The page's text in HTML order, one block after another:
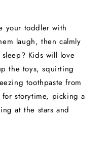
your toddler with
laugh, then calmly
Kids will love
the toys, squirting
toothpaste from
storytime, picking a
at the stars and